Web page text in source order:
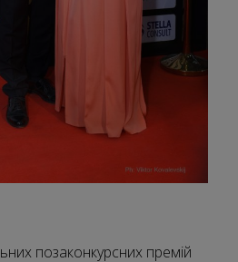
позаконкурсних премій